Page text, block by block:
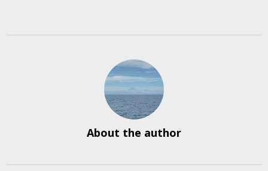
About the author